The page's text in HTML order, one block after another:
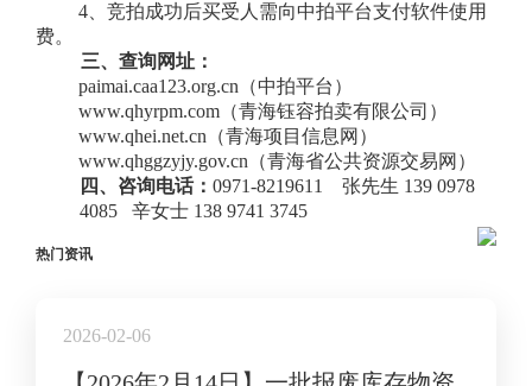
4、竞拍成功后买受人需向中拍平台支付软件使用
费。
三、 查询网址：
paimai.caa123.org.cn（中拍平台）
www.qhyrpm.com （青海钰容拍卖有限公司）
www.qhei.net.cn（青海项目信息网）
www.qhggzyjy.gov.cn（青海省公共资源交易网）
四、咨询电话：0971-8219611张先生 139 0978
4085辛女士 138 9741 3745
热门资讯
2026-02-06